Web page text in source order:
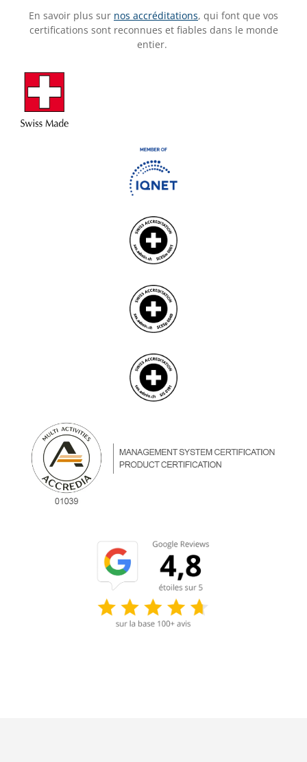
En savoir plus sur nos accréditations, qui font que vos
certifications sont reconnues et fiables dans le monde
entier.